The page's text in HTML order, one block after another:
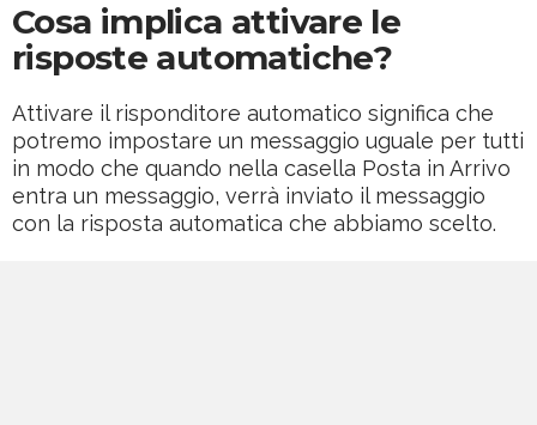
Cosa implica attivare le
risposte automatiche?
Attivare il risponditore automatico significa che
potremo impostare un messaggio uguale per tutti
in modo che quando nella casella Posta in Arrivo
entra un messaggio, verrà inviato il messaggio
con la risposta automatica che abbiamo scelto.